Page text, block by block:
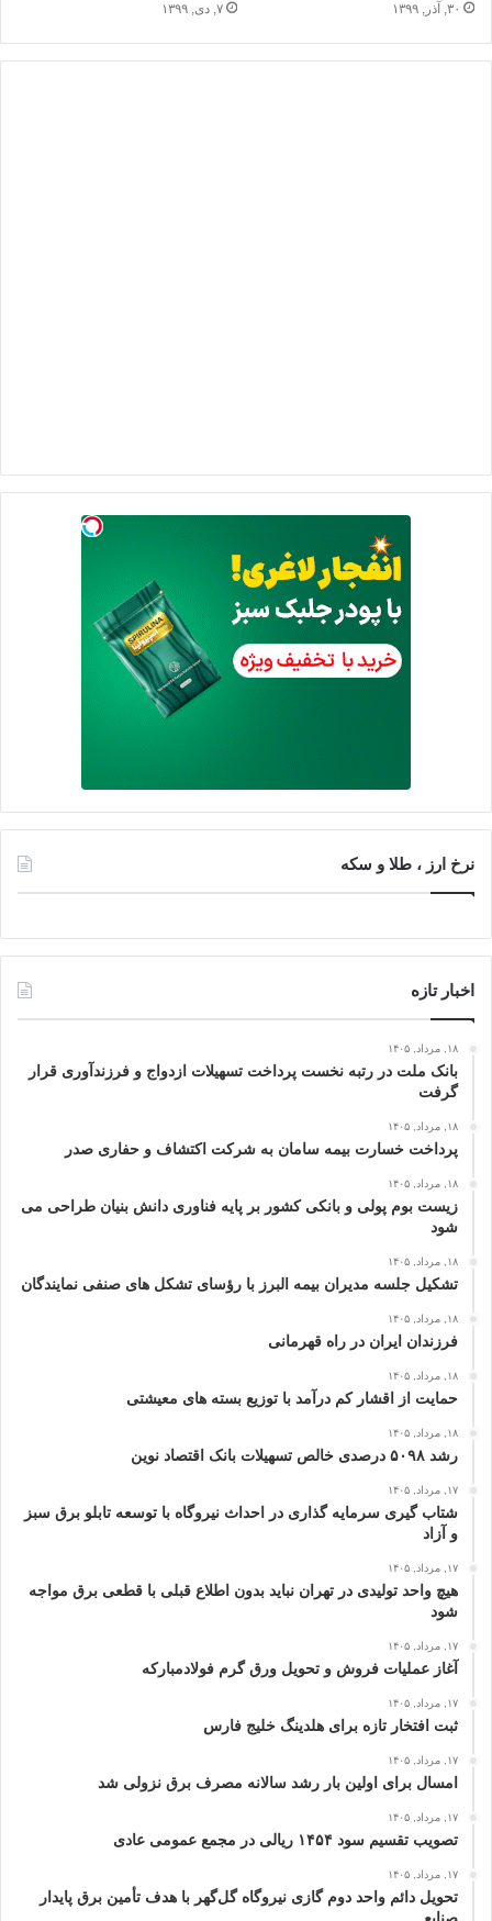
۳۰, آذر, ۱۳۹۹ ۷, دی, ۱۳۹۹
نرخ ارز ، طلا و سکه
اخبار تازه
۱۸, مرداد, ۱۴۰۵
بانک ملت در رتبه نخست پرداخت تسهیلات ازدواج و فرزندآوری قرار
گرفت
۱۸, مرداد, ۱۴۰۵
پرداخت خسارت بیمه سامان به شرکت اکتشاف و حفاری صدر
۱۸, مرداد, ۱۴۰۵
زیست بوم پولی و بانکی کشور بر پایه فناوری دانش بنیان طراحی می
شود
۱۸, مرداد, ۱۴۰۵
تشکیل جلسه مدیران بیمه البرز با رؤسای تشکل های صنفی نمایندگان
۱۸, مرداد, ۱۴۰۵
فرزندان ایران در راه قهرمانی
۱۸, مرداد, ۱۴۰۵
حمایت از اقشار کم‌ درآمد با توزیع بسته‌ های معیشتی
۱۸, مرداد, ۱۴۰۵
رشد ۵۰۹۸ درصدی خالص تسهیلات بانک اقتصاد نوین
۱۷, مرداد, ۱۴۰۵
شتاب گیری سرمایه گذاری در احداث نیروگاه با توسعه تابلو برق سبز
و آزاد
۱۷, مرداد, ۱۴۰۵
هیچ واحد تولیدی در تهران نباید بدون اطلاع قبلی با قطعی برق مواجه
شود
۱۷, مرداد, ۱۴۰۵
آغاز عملیات فروش و تحویل ورق گرم فولادمبارکه
۱۷, مرداد, ۱۴۰۵
ثبت افتخار تازه برای هلدینگ خلیج‌ فارس
۱۷, مرداد, ۱۴۰۵
امسال برای اولین بار رشد سالانه مصرف برق نزولی شد
۱۷, مرداد, ۱۴۰۵
تصویب تقسیم سود ۱۴۵۴ ریالی در مجمع عمومی عادی
۱۷, مرداد, ۱۴۰۵
تحویل دائم واحد دوم گازی نیروگاه گل‌گهر با هدف تأمین برق پایدار